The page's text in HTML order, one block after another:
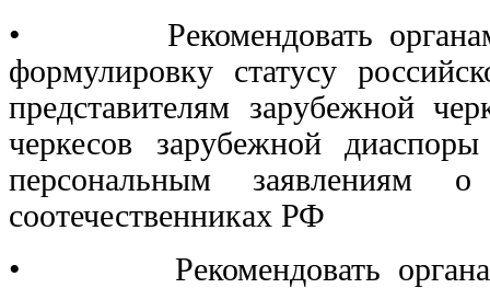
• Рекомендовать органам
формулировку статусу
представителям зарубежной
черкесов зарубежной
персональным заявлениям
соотечественниках РФ
• Рекомендовать органам